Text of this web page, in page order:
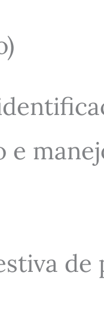
e
de